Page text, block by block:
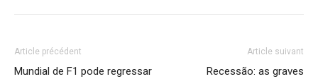
Article précédent
Mundial de F1 pode regressar
Article suivant
Recessão: as graves